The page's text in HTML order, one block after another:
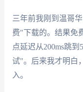
三年前我刚到温哥
费"下载的。结果免
点延迟从200ms跳
试"。后来我才明白
入。